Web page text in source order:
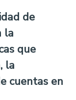
de
la
que
la
cuentas en